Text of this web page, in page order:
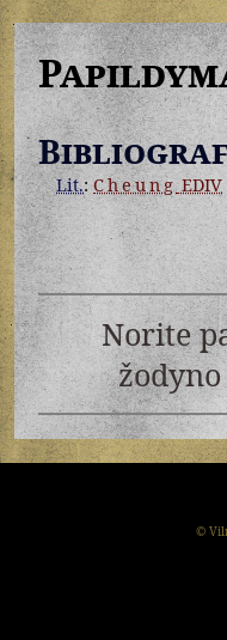
Lit.:CheungEDIV
Norite
©